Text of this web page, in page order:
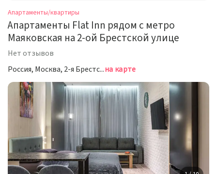
ой
Брестской
улице,
Москва,
Россия
Апартаменты/квартиры
Апартаменты Flat Inn рядом с метро
Маяковская на 2-ой Брестской улице
Нет отзывов
Россия, Москва, 2-я Брестская улица, 6на карте